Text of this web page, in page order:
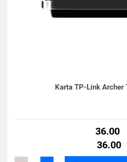
Karta TP-Link Archer
36.00
36.00